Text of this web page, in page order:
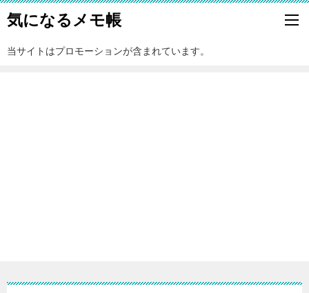
気になるメモ帳
当サイトはプロモーションが含まれています。